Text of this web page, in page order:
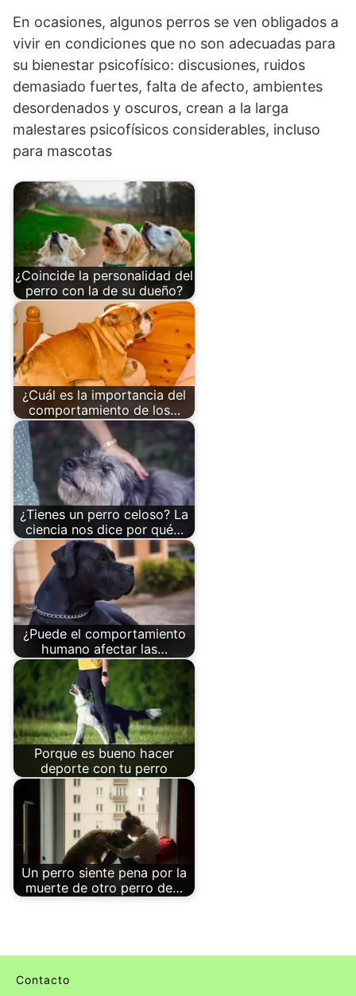
En ocasiones, algunos perros se ven obligados a
vivir en condiciones que no son adecuadas para
su bienestar psicofísico: discusiones, ruidos
demasiado fuertes, falta de afecto, ambientes
desordenados y oscuros, crean a la larga
malestares psicofísicos considerables, incluso
para mascotas
¿Coincide la personalidad del
perro con la de su dueño?
¿Cuál es la importancia del
comportamiento de los…
¿Tienes un perro celoso? La
ciencia nos dice por qué…
¿Puede el comportamiento
humano afectar las…
Porque es bueno hacer
deporte con tu perro
Un perro siente pena por la
muerte de otro perro de…
Contacto